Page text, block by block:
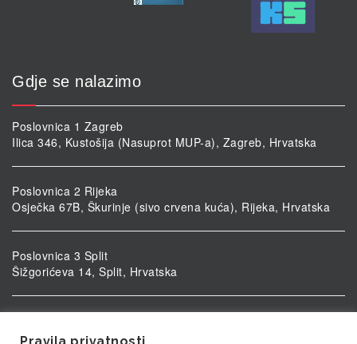
Gdje se nalazimo
Poslovnica 1 Zagreb
Ilica 346, Kustošija (Nasuprot MUP-a), Zagreb, Hrvatska
Poslovnica 2 Rijeka
Osječka 67B, Škurinje (sivo crvena kuća), Rijeka, Hrvatska
Poslovnica 3 Split
Šižgorićeva 14, Split, Hrvatska
Ulica kardinala Alojzija Stepinca 5, Vukovar, Hrvatska